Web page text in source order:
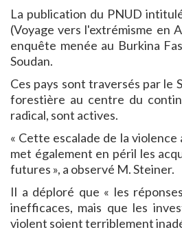
La publication du PNUD
(Voyage vers l'extrémisme en
enquête menée au Burkina
Soudan.
Ces pays sont traversés par le
forestière au centre du
radical, sont actives.
« Cette escalade de la
met également en péril les
futures », a observé M. Steiner.
Il a déploré que « les
inefficaces, mais que les
violent soient terriblement